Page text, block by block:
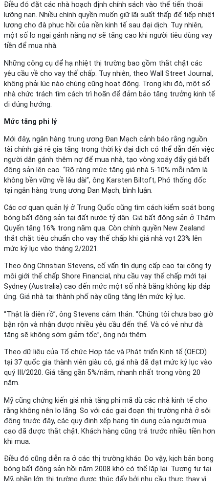
Điều đó đặt các nhà hoạch định chính sách vào thế tiến thoái
lưỡng nan. Nhiều chính quyền muốn giữ lãi suất thấp để tiếp nhiệt
lượng cho đà phục hồi của nền kinh tế sau đại dịch. Tuy nhiên,
một số lo ngại gánh nặng nợ sẽ tăng cao khi người tiêu dùng vay
tiền để mua nhà.
Những công cụ để hạ nhiệt thị trường bao gồm thắt chặt các
yêu cầu về cho vay thế chấp. Tuy nhiên, theo Wall Street Journal,
không phải lúc nào chúng cũng hoạt động. Trong khi đó, một số
nhà chức trách tìm cách trì hoãn để đảm bảo tăng trưởng kinh tế
đi đúng hướng.
Mức tăng phi lý
Mới đây, ngân hàng trung ương Đan Mạch cảnh báo rằng nguồn
tài chính giá rẻ gia tăng trong thời kỳ đại dịch có thể dẫn đến việc
người dân gánh thêm nợ để mua nhà, tạo vòng xoáy đẩy giá bất
động sản lên cao. “Rõ ràng mức tăng giá nhà 5-10% mỗi năm là
không bền vững về lâu dài”, ông Karsten Biltoft, Phó thống đốc
tại ngân hàng trung ương Đan Mạch, bình luận.
Các cơ quan quản lý ở Trung Quốc cũng tìm cách kiểm soát bong
bóng bất động sản tại đất nước tỷ dân. Giá bất động sản ở Thâm
Quyến tăng 16% trong năm qua. Còn chính quyền New Zealand
thắt chặt tiêu chuẩn cho vay thế chấp khi giá nhà vọt 23% lên
mức kỷ lục vào tháng 2/2021.
Theo ông Christian Stevens, cố vấn tín dụng cấp cao tại công ty
môi giới thế chấp Shore Financial, nhu cầu vay thế chấp mới tại
Sydney (Australia) cao đến mức một số nhà băng không kịp đáp
ứng. Giá nhà tại thành phố này cũng tăng lên mức kỷ lục.
“Thật là điên rồ”, ông Stevens cảm thán. “Chúng tôi chưa bao giờ
bận rộn và nhận được nhiều yêu cầu đến thế. Và có vẻ như đà
tăng sẽ không sớm giảm tốc”, ông nói thêm.
Theo dữ liệu của Tổ chức Hợp tác và Phát triển Kinh tế (OECD)
tại 37 quốc gia thành viên giàu có, giá nhà đã đạt mức kỷ lục vào
quý III/2020. Giá tăng gần 5%/năm, nhanh nhất trong vòng 20
năm.
Mỹ cũng chứng kiến giá nhà tăng phi mã dù các nhà kinh tế cho
rằng không nên lo lắng. So với các giai đoạn thị trường nhà ở sôi
động trước đây, các quy định xếp hạng tín dụng của người mua
cao đã được thắt chặt. Khách hàng cũng trả trước nhiều tiền hơn
khi mua.
Điều đó cũng diễn ra ở các thị trường khác. Do vậy, kịch bản bong
bóng bất động sản hồi năm 2008 khó có thể lặp lại. Tương tự tại
Mỹ, phần lớn thị trường được thúc đẩy bởi nhu cầu thực thay vì